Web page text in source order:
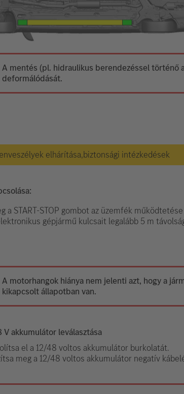
A mentés (pl. hidraulikus berendezéssel történő
deformálódását.
elhárítása,biztonsági intézkedések
a START-STOP gombot az üzemfék
gépjármű kulcsait legalább 5 m
A motorhangok hiánya nem jelenti azt, hogy a
kikapcsolt állapotban van.
V akkumulátor leválasztása
el a 12/48 voltos akkumulátor burkolatát.
meg a 12/48 voltos akkumulátor negatív